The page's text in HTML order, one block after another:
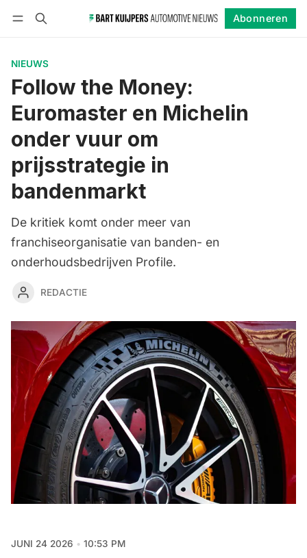
Abonneren
NIEUWS
Follow the Money:
Euromaster en Michelin
onder vuur om
prijsstrategie in
bandenmarkt
De kritiek komt onder meer van
franchiseorganisatie van banden- en
onderhoudsbedrijven Profile.
REDACTIE
JUNI 24 2026
10:53 PM